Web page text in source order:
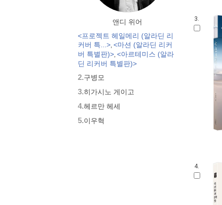
앤디 위어
<프로젝트 헤일메리 (알라딘 리
커버 특...>, <마션 (알라딘 리커
버 특별판)>, <아르테미스 (알라
딘 리커버 특별판)>
2.구병모
3.히가시노 게이고
4.헤르만 헤세
5.이우혁
3.
4.